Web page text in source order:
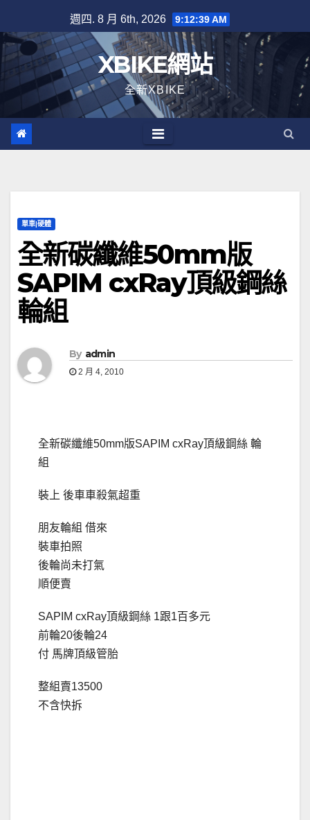
to
content
週四. 8 月 6th, 2026 9:12:40 AM
XBIKE網站
全新XBIKE
單車|硬體
全新碳纖維50mm版
SAPIM cxRay頂級鋼絲
輪組
By admin
2 月 4, 2010
全新碳纖維50mm版SAPIM cxRay頂級鋼絲 輪
組
裝上 後車車殺氣超重
朋友輪組 借來
裝車拍照
後輪尚未打氣
順便賣
SAPIM cxRay頂級鋼絲 1跟1百多元
前輪20後輪24
付 馬牌頂級管胎
整組賣13500
不含快拆